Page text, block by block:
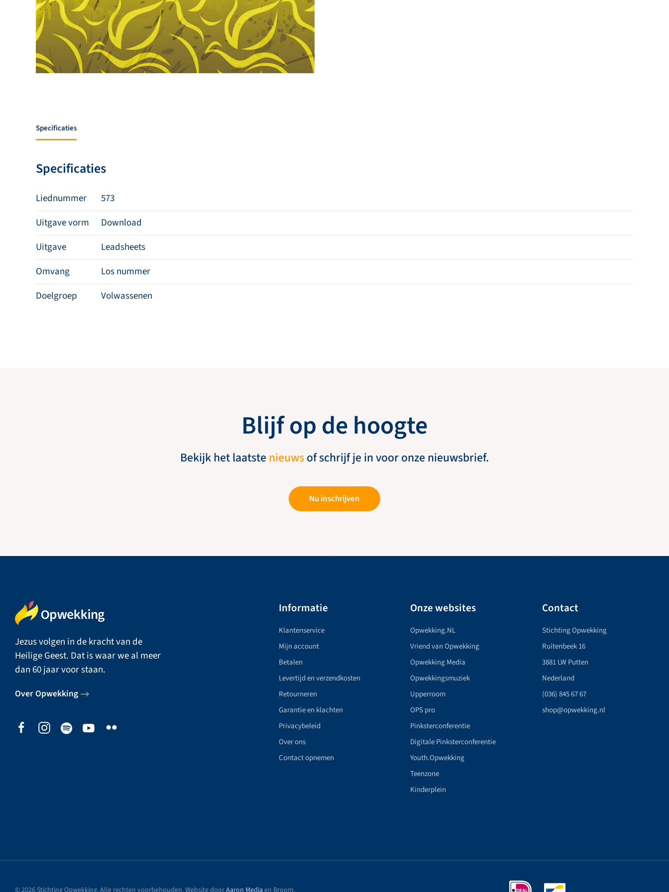
Specificaties
Specificaties
Liednummer
573
Uitgave vorm
Download
Uitgave
Leadsheets
Omvang
Los nummer
Doelgroep
Volwassenen
Blijf op de hoogte
Bekijk het laatste nieuwsof schrijf je in voor onze nieuwsbrief.
Nu inschrijven
Jezus volgen in de kracht van de
Heilige Geest. Dat is waar we al meer
dan 60 jaar voor staan.
Over Opwekking
Informatie
Klantenservice
Mijn account
Betalen
Levertijd en verzendkosten
Retourneren
Garantie en klachten
Privacybeleid
Over ons
Contact opnemen
Onze websites
Opwekking.NL
Vriend van Opwekking
Opwekking Media
Opwekkingsmuziek
Upperroom
OPS pro
Pinksterconferentie
Digitale Pinksterconferentie
Youth.Opwekking
Teenzone
Kinderplein
Contact
Stichting Opwekking
Ruitenbeek 16
3881 LW Putten
Nederland
(036) 845 67 67
shop@opwekking.nl